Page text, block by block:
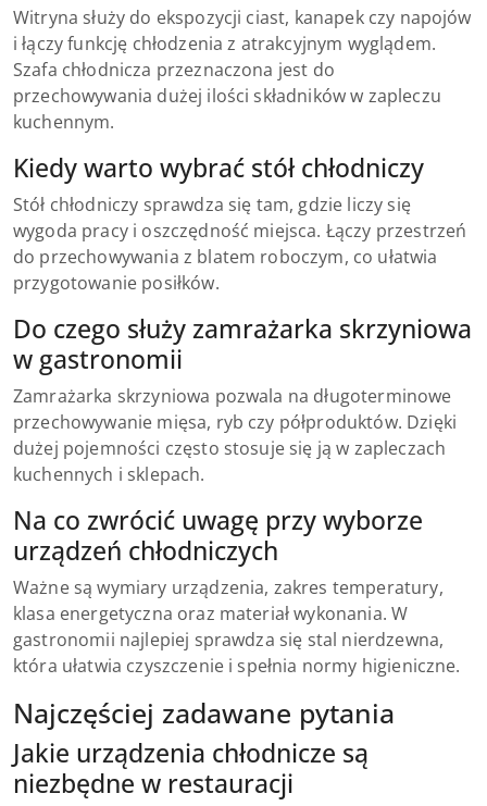
Witryna służy do ekspozycji ciast, kanapek czy napojów
i łączy funkcję chłodzenia z atrakcyjnym wyglądem.
Szafa chłodnicza przeznaczona jest do
przechowywania dużej ilości składników w zapleczu
kuchennym.
Kiedy warto wybrać stół chłodniczy
Stół chłodniczy sprawdza się tam, gdzie liczy się
wygoda pracy i oszczędność miejsca. Łączy przestrzeń
do przechowywania z blatem roboczym, co ułatwia
przygotowanie posiłków.
Do czego służy zamrażarka skrzyniowa
w gastronomii
Zamrażarka skrzyniowa pozwala na długoterminowe
przechowywanie mięsa, ryb czy półproduktów. Dzięki
dużej pojemności często stosuje się ją w zapleczach
kuchennych i sklepach.
Na co zwrócić uwagę przy wyborze
urządzeń chłodniczych
Ważne są wymiary urządzenia, zakres temperatury,
klasa energetyczna oraz materiał wykonania. W
gastronomii najlepiej sprawdza się stal nierdzewna,
która ułatwia czyszczenie i spełnia normy higieniczne.
Najczęściej zadawane pytania
Jakie urządzenia chłodnicze są
niezbędne w restauracji